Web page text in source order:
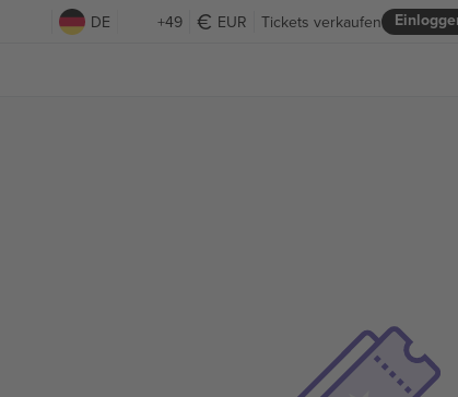
DE +49 EUR Tickets verkaufen